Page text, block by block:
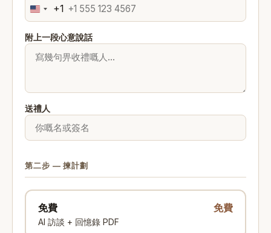
United
+1
+1
附上一段心意說話
送禮人
第二步 — 揀計劃
免費 免費
AI 訪談 + 回憶錄 PDF